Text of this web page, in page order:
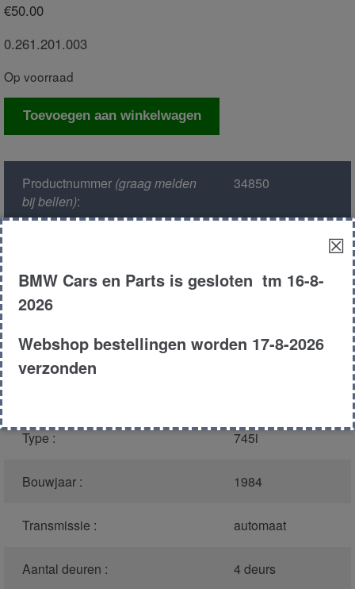
€50.00
0.261.201.003
Op voorraad
Computer
Toevoegen aan winkelwagen
Productnummer(graag melden
bij bellen):
34850
Kleur :
177 - Achatgr?n
Carroserie : Sedan
Type : 745i
Bouwjaar : 1984
Transmissie : automaat
Aantal deuren : 4 deurs
☒
BMW Cars en Parts is gesloten tm 16-8-
2026
Webshop bestellingen worden 17-8-2026
verzonden